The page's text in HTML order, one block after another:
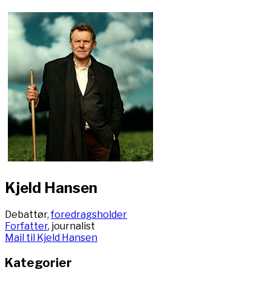
Kjeld Hansen
Debattør,foredragsholder
Forfatter, journalist
Mail til Kjeld Hansen
Kategorier